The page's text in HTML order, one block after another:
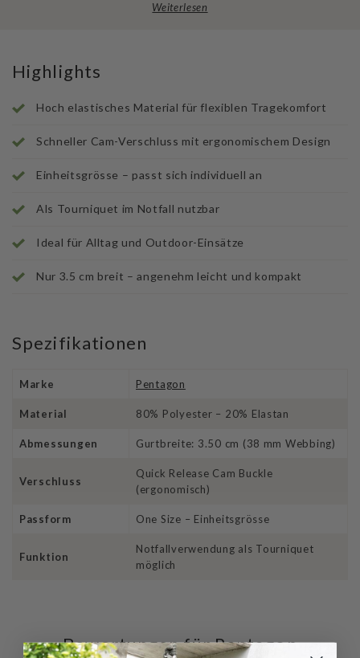
Weiterlesen
Highlights
Hoch elastisches Material für flexiblen Tragekomfort
Schneller Cam-Verschluss mit ergonomischem Design
Einheitsgrösse – passt sich individuell an
Als Tourniquet im Notfall nutzbar
Ideal für Alltag und Outdoor-Einsätze
Nur 3.5 cm breit – angenehm leicht und kompakt
Spezifikationen
Marke Pentagon
Material 80% Polyester – 20% Elastan
Abmessungen Gurtbreite: 3.50 cm (38 mm Webbing)
Verschluss
Quick Release Cam Buckle
(ergonomisch)
Passform One Size – Einheitsgrösse
Funktion
Notfallverwendung als Tourniquet
möglich
Bewertungen für Pentagon